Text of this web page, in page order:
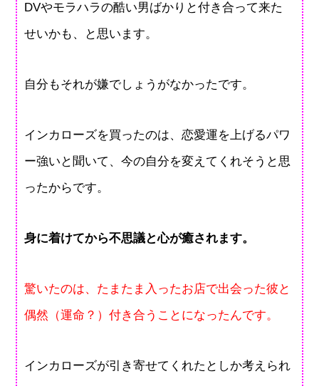
DVやモラハラの酷い男ばかりと付き合って来た
せいかも、と思います。
自分もそれが嫌でしょうがなかったです。
インカローズを買ったのは、恋愛運を上げるパワ
ー強いと聞いて、今の自分を変えてくれそうと思
ったからです。
身に着けてから不思議と心が癒されます。
驚いたのは、たまたま入ったお店で出会った彼と
偶然（運命？）付き合うことになったんです。
インカローズが引き寄せてくれたとしか考えられ